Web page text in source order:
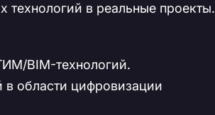
технологий в реальные проекты.
BIM-технологий.
области цифровизации